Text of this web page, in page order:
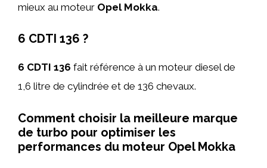
mieux au moteur Opel Mokka.
6 CDTI 136 ?
6 CDTI 136 fait référence à un moteur diesel de
1,6 litre de cylindrée et de 136 chevaux.
Comment choisir la meilleure marque
de turbo pour optimiser les
performances du moteur Opel Mokka